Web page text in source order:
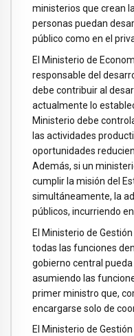
ministerios que crean
personas puedan
público como en el
El Ministerio de
responsable del
debe contribuir al
actualmente lo
Ministerio debe
las actividades
oportunidades
Además, si un
cumplir la misión del
simultáneamente, la
públicos, incurriendo
El Ministerio de
todas las funciones
gobierno central
asumiendo las
primer ministro que,
encargarse solo de
El Ministerio de